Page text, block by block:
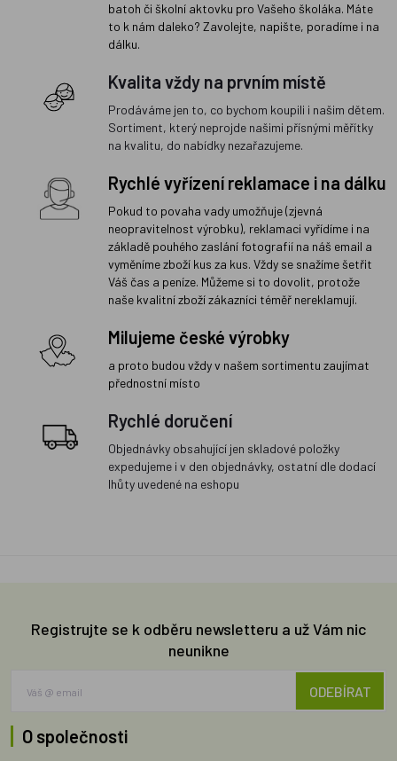
batoh či školní aktovku pro Vašeho školáka. Máte
to k nám daleko? Zavolejte, napište, poradíme i na
dálku.
Kvalita vždy na prvním místě
Prodáváme jen to, co bychom koupili i našim dětem.
Sortiment, který neprojde našimi přísnými měřítky
na kvalitu, do nabídky nezařazujeme.
Rychlé vyřízení reklamace i na dálku
Pokud to povaha vady umožňuje (zjevná
neopravitelnost výrobku), reklamaci vyřídíme i na
základě pouhého zaslání fotografií na náš email a
vyměníme zboží kus za kus. Vždy se snažíme šetřit
Váš čas a peníze. Můžeme si to dovolit, protože
naše kvalitní zboží zákazníci téměř nereklamují.
Milujeme české výrobky
a proto budou vždy v našem sortimentu zaujímat
přednostní místo
Rychlé doručení
Objednávky obsahující jen skladové položky
expedujeme i v den objednávky, ostatní dle dodací
lhůty uvedené na eshopu
Registrujte se k odběru newsletteru a už Vám nic
neunikne
ODEBÍRAT
O společnosti